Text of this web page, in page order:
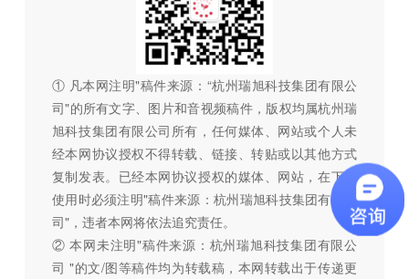
① 凡本网注明"稿件来源：“杭州瑞旭科技集团有限公
司"的所有文字、图片和音视频稿件，版权均属杭州瑞
旭科技集团有限公司所有，任何媒体、网站或个人未
经本网协议授权不得转载、链接、转贴或以其他方式
复制发表。已经本网协议授权的媒体、网站，在下载
使用时必须注明"稿件来源：杭州瑞旭科技集团有限公
司"，违者本网将依法追究责任。
② 本网未注明"稿件来源：杭州瑞旭科技集团有限公
司 "的文/图等稿件均为转载稿，本网转载出于传递更